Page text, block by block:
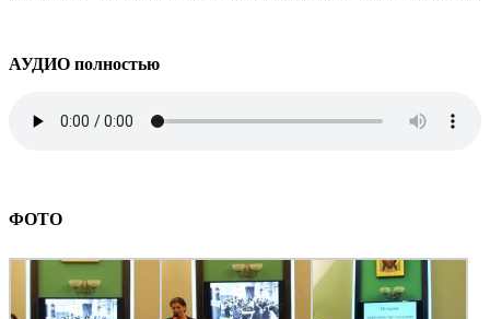
АУДИО полностью
ФОТО